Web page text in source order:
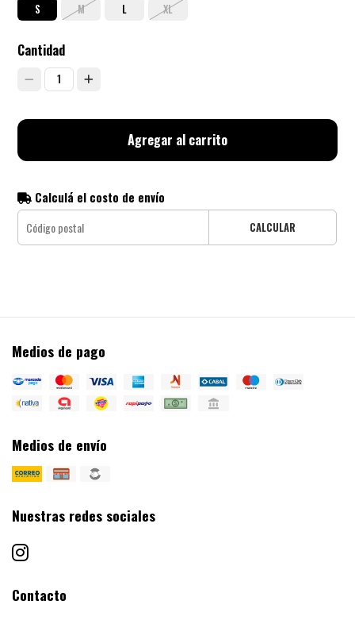
S M L XL
Cantidad
1
Agregar al carrito
Calculá el costo de envío
CALCULAR
Medios de pago
Medios de envío
Nuestras redes sociales
Contacto